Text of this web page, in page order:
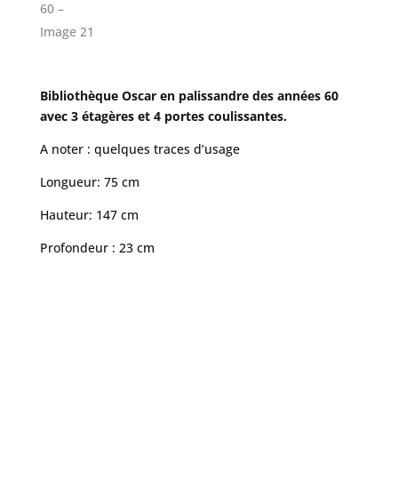
Bibliothèque Oscar en palissandre des années 60
avec 3 étagères et 4 portes coulissantes.
A noter : quelques traces d’usage
Longueur: 75 cm
Hauteur: 147 cm
Profondeur : 23 cm